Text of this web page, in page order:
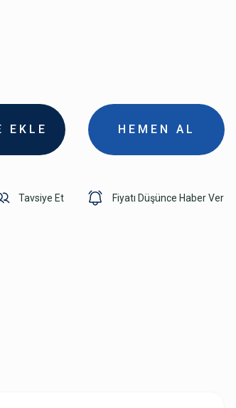
EKLE HEMEN AL
Tavsiye Et Fiyatı Düşünce Haber Ver